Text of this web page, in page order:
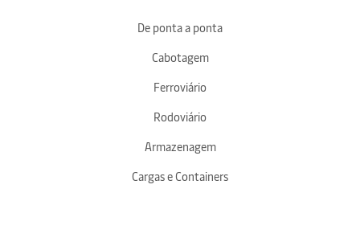
De ponta a ponta
Cabotagem
Ferroviário
Rodoviário
Armazenagem
Cargas e Containers